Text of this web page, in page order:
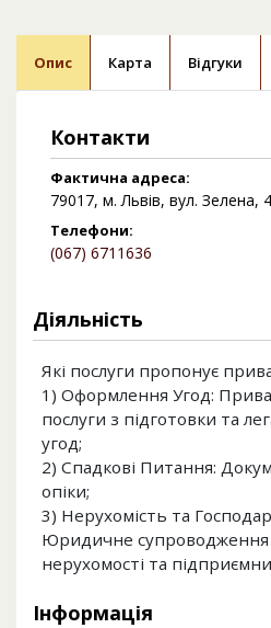
Опис Карта Відгуки
Контакти
Фактична адреса:
79017, м. Львів, вул. Зелена,
Телефони:
(067) 6711636
Діяльність
Які послуги пропонує
1) Оформлення Угод:
послуги з підготовки та
угод;
2) Спадкові Питання:
опіки;
3) Нерухомість та
Юридичне супроводження
нерухомості та
Інформація